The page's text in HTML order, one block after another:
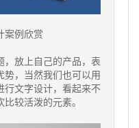
案例欣赏
，放上自己的产品，表
势，当然我们也可以用
行文字设计，看起来不
较活泼的元素。